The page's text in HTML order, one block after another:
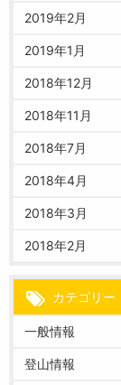
2019年2月
2019年1月
2018年12月
2018年11月
2018年7月
2018年4月
2018年3月
2018年2月
カテゴリー
一般情報
登山情報